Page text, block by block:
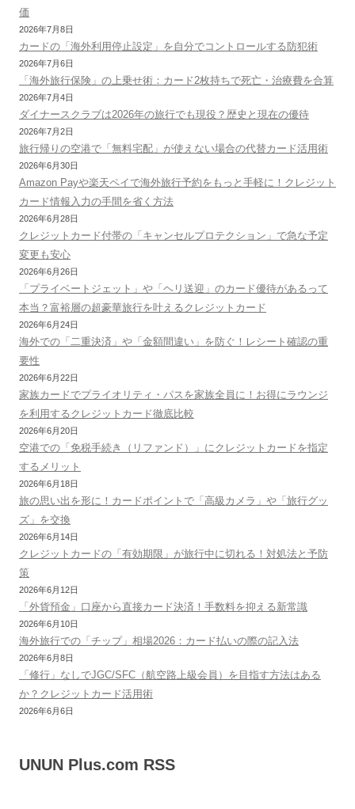
価
2026年7月8日
カードの「海外利用停止設定」を自分でコントロールする防犯術
2026年7月6日
「海外旅行保険」の上乗せ術：カード2枚持ちで死亡・治療費を合算
2026年7月4日
ダイナースクラブは2026年の旅行でも現役？歴史と現在の優待
2026年7月2日
旅行帰りの空港で「無料宅配」が使えない場合の代替カード活用術
2026年6月30日
Amazon Payや楽天ペイで海外旅行予約をもっと手軽に！クレジット
カード情報入力の手間を省く方法
2026年6月28日
クレジットカード付帯の「キャンセルプロテクション」で急な予定
変更も安心
2026年6月26日
「プライベートジェット」や「ヘリ送迎」のカード優待があるって
本当？富裕層の超豪華旅行を叶えるクレジットカード
2026年6月24日
海外での「二重決済」や「金額間違い」を防ぐ！レシート確認の重
要性
2026年6月22日
家族カードでプライオリティ・パスを家族全員に！お得にラウンジ
を利用するクレジットカード徹底比較
2026年6月20日
空港での「免税手続き（リファンド）」にクレジットカードを指定
するメリット
2026年6月18日
旅の思い出を形に！カードポイントで「高級カメラ」や「旅行グッ
ズ」を交換
2026年6月14日
クレジットカードの「有効期限」が旅行中に切れる！対処法と予防
策
2026年6月12日
「外貨預金」口座から直接カード決済！手数料を抑える新常識
2026年6月10日
海外旅行での「チップ」相場2026：カード払いの際の記入法
2026年6月8日
「修行」なしでJGC/SFC（航空路上級会員）を目指す方法はある
か？クレジットカード活用術
2026年6月6日
UNUN Plus.com RSS